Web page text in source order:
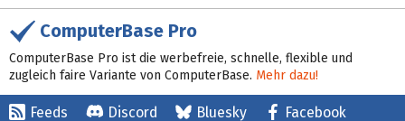
ComputerBase Pro
ComputerBase Pro ist die werbefreie, schnelle, flexible und
zugleich faire Variante von ComputerBase. Mehr dazu!
Feeds Discord Bluesky Facebook